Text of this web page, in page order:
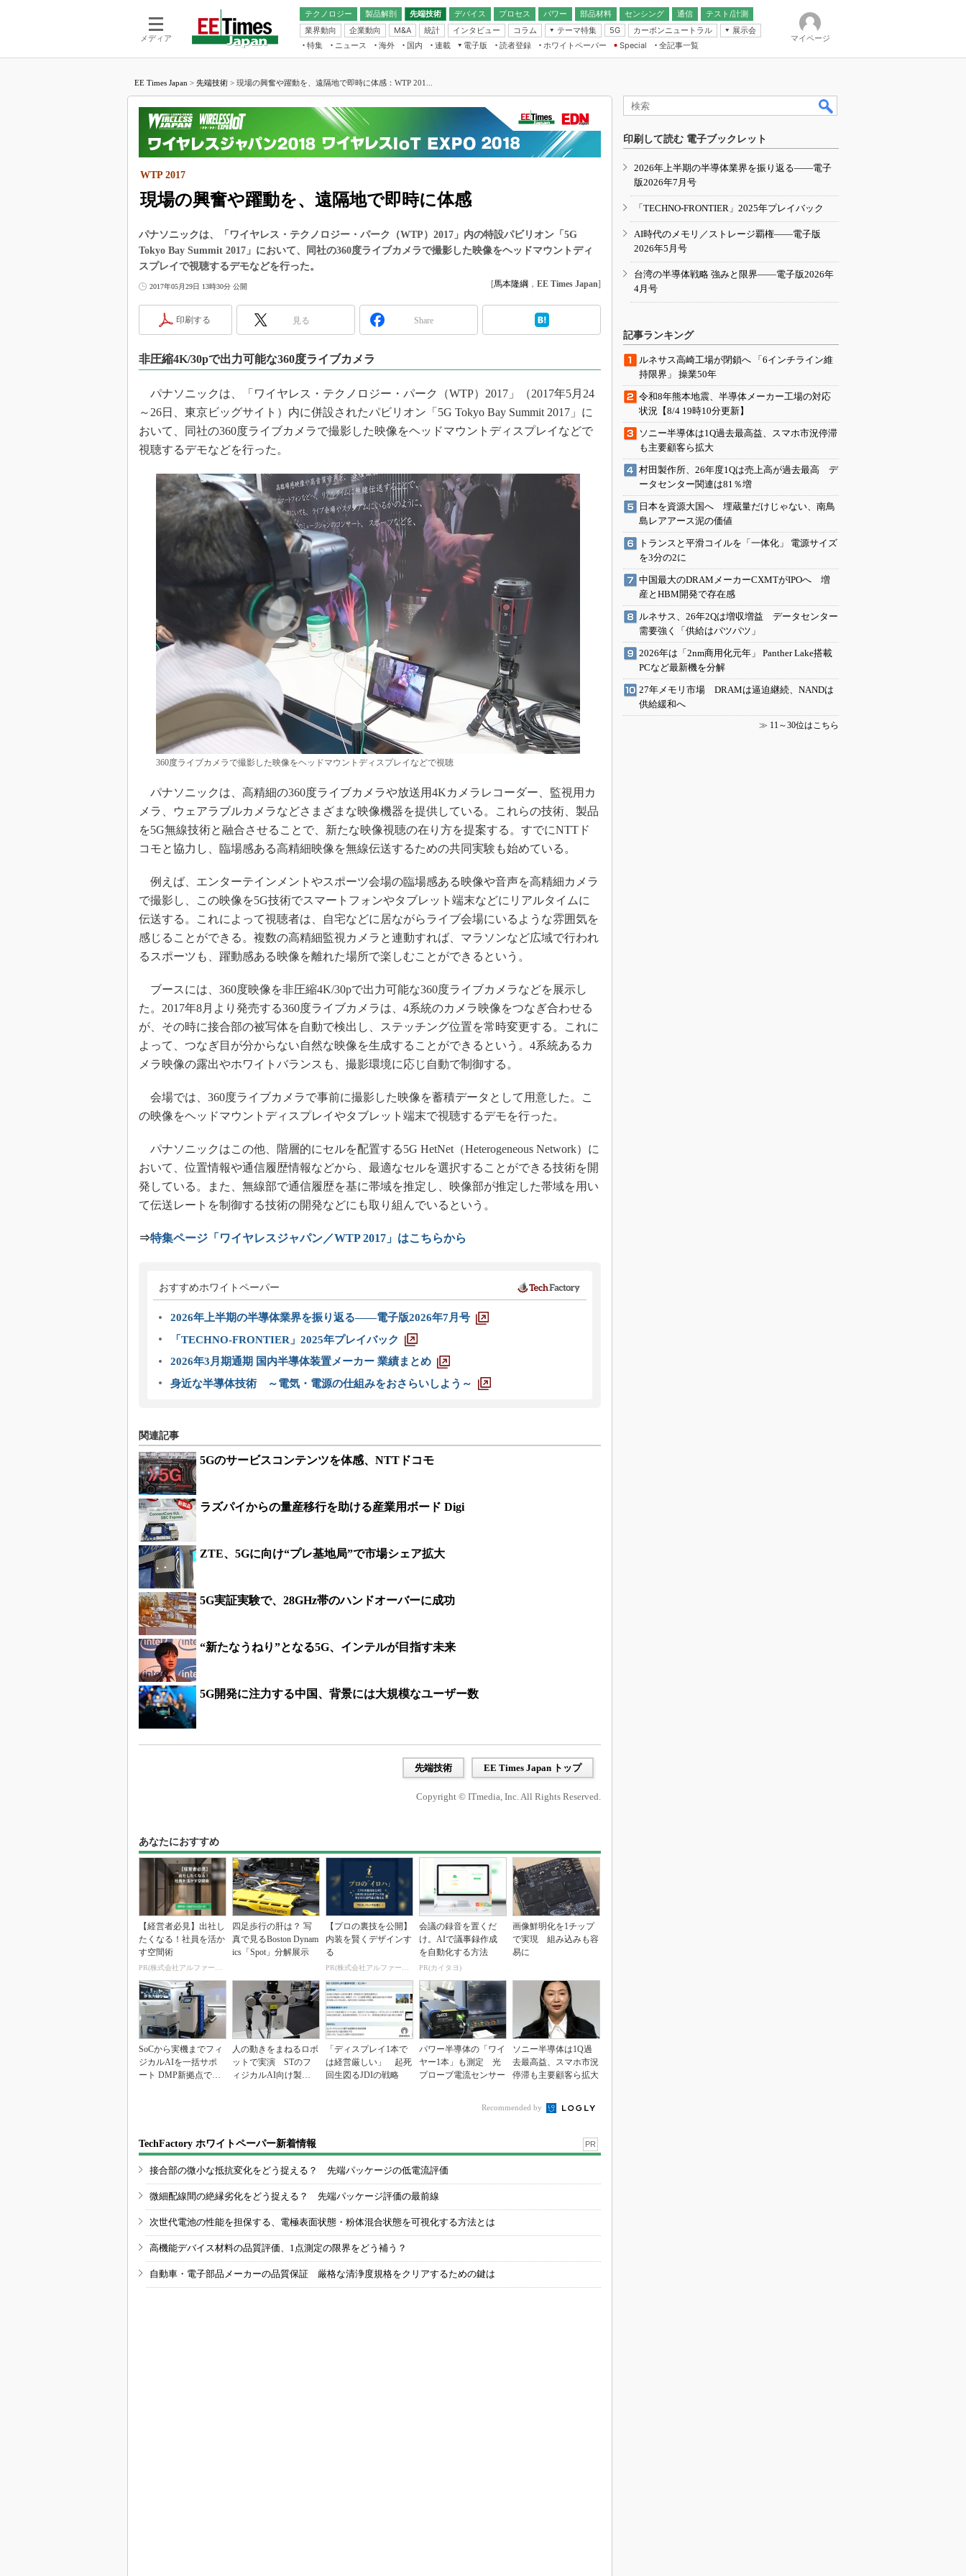
メディア
テクノロジー 製品解剖
先端技術
電池／エネルギー
デバイス
アナログ
マイコン
FPGA
プロセス パワー 部品材料 センシング
通信
無線
テスト/計測
業界動向
企業動向 M&A 統計 インタビュー コラム
テーマ特集
フィジカルAI
半導体後工程
読者調査（EE Times Research）
カーボンニュートラル
電源設計（EDN Japan）
Japan）
5G カーボンニュートラル
展示会
IoT・エッジコンピューティング
EXPO
EdgeTech＋
TECHNO-FRONTIER
人とくるま展
特集 ニュース 海外 国内
連載
福田昭のデバイス通信
湯之上隆のナノフォーカス
大山聡の業界スコープ
大原雄介のエレ・組み込みプレイバ
学漂流記
踊るバズワード ～Behind the
Buzzword
この10年で起こったこと、次の10年
製品分解で探るアジアの新トレンド
光伝送技術を知る
改革、執念の180日
JASA発IoT通信
IHSアナリスト「未来展望」
電子版
電子ブックレット
読者登録 ホワイトペーパー
Special
全記事一覧
マイページ
EE Times Japan > 先端技術 > 現場の興奮や躍動を、遠隔地で即時に体感：WTP 201...
現場の興奮や躍動を、遠隔地で即時に体感
WTP 2017
パナソニックは、「ワイヤレス・テクノロジー・パーク（WTP）2017」内の特設パビリオン「5G
Tokyo Bay Summit 2017」において、同社の360度ライブカメラで撮影した映像をヘッドマウントディ
スプレイで視聴するデモなどを行った。
2017年05月29日 13時30分 公開 [馬本隆綱 ， EE Times Japan]
印刷する 見る Share
非圧縮4K/30pで出力可能な360度ライブカメラ
パナソニックは、「ワイヤレス・テクノロジー・パーク（WTP）2017」（2017年5月24
～26日、東京ビッグサイト）内に併設されたパビリオン「5G Tokyo Bay Summit 2017」に
おいて、同社の360度ライブカメラで撮影した映像をヘッドマウントディスプレイなどで
視聴するデモなどを行った。
360度ライブカメラで撮影した映像をヘッドマウントディスプレイなどで視聴
パナソニックは、高精細の360度ライブカメラや放送用4Kカメラレコーダー、監視用カ
メラ、ウェアラブルカメラなどさまざまな映像機器を提供している。これらの技術、製品
を5G無線技術と融合させることで、新たな映像視聴の在り方を提案する。すでにNTTド
コモと協力し、臨場感ある高精細映像を無線伝送するための共同実験も始めている。
例えば、エンターテインメントやスポーツ会場の臨場感ある映像や音声を高精細カメラ
で撮影し、この映像を5G技術でスマートフォンやタブレット端末などにリアルタイムに
伝送する。これによって視聴者は、自宅などに居ながらライブ会場にいるような雰囲気を
感じることができる。複数の高精細監視カメラと連動すれば、マラソンなど広域で行われ
るスポーツも、躍動感ある映像を離れた場所で楽しむことができるという。
ブースには、360度映像を非圧縮4K/30pで出力可能な360度ライブカメラなどを展示し
た。2017年8月より発売する360度ライブカメラは、4系統のカメラ映像をつなぎ合わせる
が、その時に接合部の被写体を自動で検出し、ステッチング位置を常時変更する。これに
よって、つなぎ目が分からない自然な映像を生成することができるという。4系統あるカ
メラ映像の露出やホワイトバランスも、撮影環境に応じ自動で制御する。
会場では、360度ライブカメラで事前に撮影した映像を蓄積データとして用意した。こ
の映像をヘッドマウントディスプレイやタブレット端末で視聴するデモを行った。
パナソニックはこの他、階層的にセルを配置する5G HetNet（Heterogeneous Network）に
おいて、位置情報や通信履歴情報などから、最適なセルを選択することができる技術を開
発している。また、無線部で通信履歴を基に帯域を推定し、映像部が推定した帯域を用い
て伝送レートを制御する技術の開発などにも取り組んでいるという。
⇒特集ページ「ワイヤレスジャパン／WTP 2017」はこちらから
おすすめホワイトペーパー
2026年上半期の半導体業界を振り返る――電子版2026年7月号
「TECHNO-FRONTIER」2025年プレイバック
2026年3月期通期 国内半導体装置メーカー 業績まとめ
身近な半導体技術 ～電気・電源の仕組みをおさらいしよう～
関連記事
5Gのサービスコンテンツを体感、NTTドコモ
ラズパイからの量産移行を助ける産業用ボード Digi
ZTE、5Gに向け“プレ基地局”で市場シェア拡大
5G実証実験で、28GHz帯のハンドオーバーに成功
“新たなうねり”となる5G、インテルが目指す未来
5G開発に注力する中国、背景には大規模なユーザー数
先端技術 EE Times Japan トップ
Copyright © ITmedia, Inc. All Rights Reserved.
あなたにおすすめ
【経営者必見】出社し
たくなる！社員を活か
す空間術
PR(株式会社アルファーテクノ)
四足歩行の肝は？ 写
真で見るBoston Dynam
ics「Spot」分解展示
【プロの裏技を公開】
内装を賢くデザインす
る
PR(株式会社アルファーテクノ)
会議の録音を置くだ
け。AIで議事録作成
を自動化する方法
PR(カイタヨ)
画像鮮明化を1チップ
で実現 組み込みも容
易に
SoCから実機までフィ
ジカルAIを一括サポ
ート DMP新拠点で展
人の動きをまねるロボ
ットで実演 STのフ
ィジカルAI向け製品
「ディスプレイ1本で
は経営厳しい」 起死
回生図るJDIの戦略
パワー半導体の「ワイ
ヤー1本」も測定 光
プローブ電流センサー
ソニー半導体は1Q過
去最高益、スマホ市況
停滞も主要顧客ら拡大
Recommended by
TechFactory ホワイトペーパー新着情報 PR
接合部の微小な抵抗変化をどう捉える？ 先端パッケージの低電流評価
微細配線間の絶縁劣化をどう捉える？ 先端パッケージ評価の最前線
次世代電池の性能を担保する、電極表面状態・粉体混合状態を可視化する方法とは
高機能デバイス材料の品質評価、1点測定の限界をどう補う？
自動車・電子部品メーカーの品質保証 厳格な清浄度規格をクリアするための鍵は
印刷して読む 電子ブックレット
2026年上半期の半導体業界を振り返る――電子
版2026年7月号
「TECHNO-FRONTIER」2025年プレイバック
AI時代のメモリ／ストレージ覇権――電子版
2026年5月号
台湾の半導体戦略 強みと限界――電子版2026年
4月号
記事ランキング
ルネサス高崎工場が閉鎖へ 「6インチライン維
持限界」 操業50年
令和8年熊本地震、半導体メーカー工場の対応
状況【8/4 19時10分更新】
ソニー半導体は1Q過去最高益、スマホ市況停滞
も主要顧客ら拡大
村田製作所、26年度1Qは売上高が過去最高 デ
ータセンター関連は81％増
日本を資源大国へ 埋蔵量だけじゃない、南鳥
島レアアース泥の価値
トランスと平滑コイルを「一体化」 電源サイズ
を3分の2に
中国最大のDRAMメーカーCXMTがIPOへ 増
産とHBM開発で存在感
ルネサス、26年2Qは増収増益 データセンター
需要強く「供給はパツパツ」
2026年は「2nm商用化元年」 Panther Lake搭載
PCなど最新機を分解
27年メモリ市場 DRAMは逼迫継続、NANDは
供給緩和へ
≫ 11～30位はこちら